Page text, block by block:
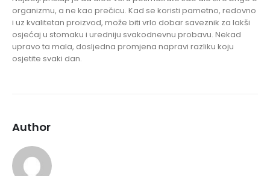
organizmu, a ne kao prečicu. Kad se koristi pametno, redovno
i uz kvalitetan proizvod, može biti vrlo dobar saveznik za lakši
osjećaj u stomaku i uredniju svakodnevnu probavu. Nekad
upravo ta mala, dosljedna promjena napravi razliku koju
osjetite svaki dan.
Author